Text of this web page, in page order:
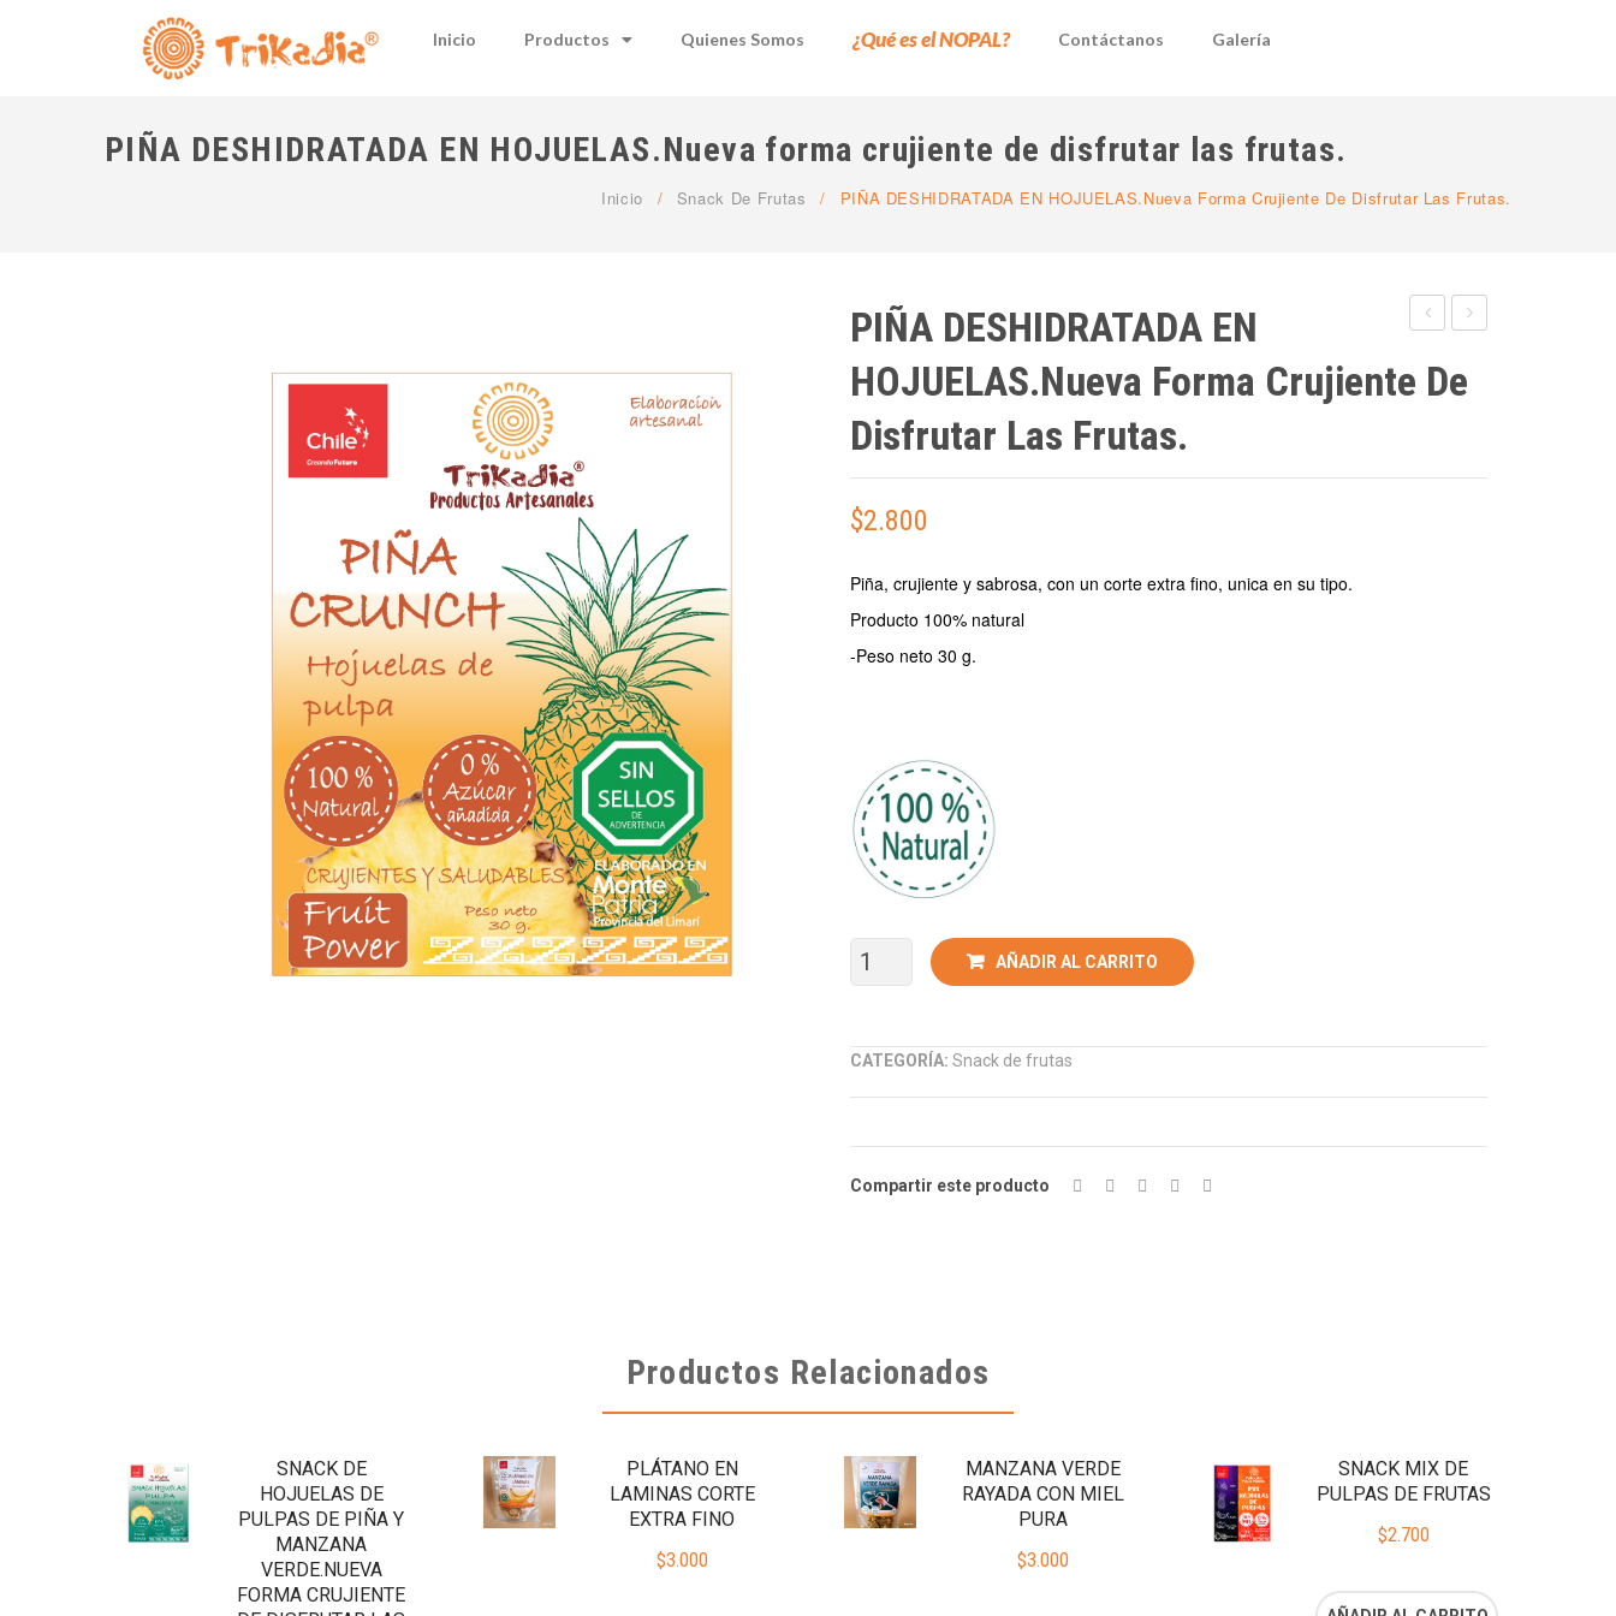
Inicio Productos Quienes Somos ¿Qué es el NOPAL? Contáctanos Galería
PIÑA DESHIDRATADA EN HOJUELAS.Nueva forma crujiente de disfrutar las frutas.
Inicio / Snack De Frutas / PIÑA DESHIDRATADA EN HOJUELAS.Nueva Forma Crujiente De Disfrutar Las Frutas.
NOPALHOJUELAS
DE
PIÑA DESHIDRATADA EN
HOJUELAS.Nueva Forma Crujiente De
Disfrutar Las Frutas.
$2.800
Piña, crujiente y sabrosa, con un corte extra fino, unica en su tipo.
Producto 100% natural
-Peso neto 30 g.
AÑADIR AL CARRITO
CATEGORÍA: Snack de frutas
Compartir este producto
Productos Relacionados
SNACK DE
HOJUELAS DE
PULPAS DE PIÑA Y
MANZANA
VERDE.NUEVA
FORMA CRUJIENTE
PLÁTANO EN
LAMINAS CORTE
EXTRA FINO
$3.000
MANZANA VERDE
RAYADA CON MIEL
PURA
$3.000
SNACK MIX DE
PULPAS DE FRUTAS
$2.700